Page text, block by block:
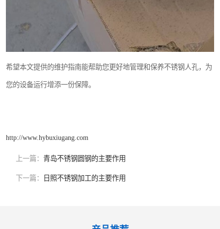
希望本文提供的维护指南能帮助您更好地管理和保养不锈钢人孔，为
您的设备运行增添一份保障。
http://www.hybuxiugang.com
上一篇： 青岛不锈钢圆钢的主要作用
下一篇： 日照不锈钢加工的主要作用